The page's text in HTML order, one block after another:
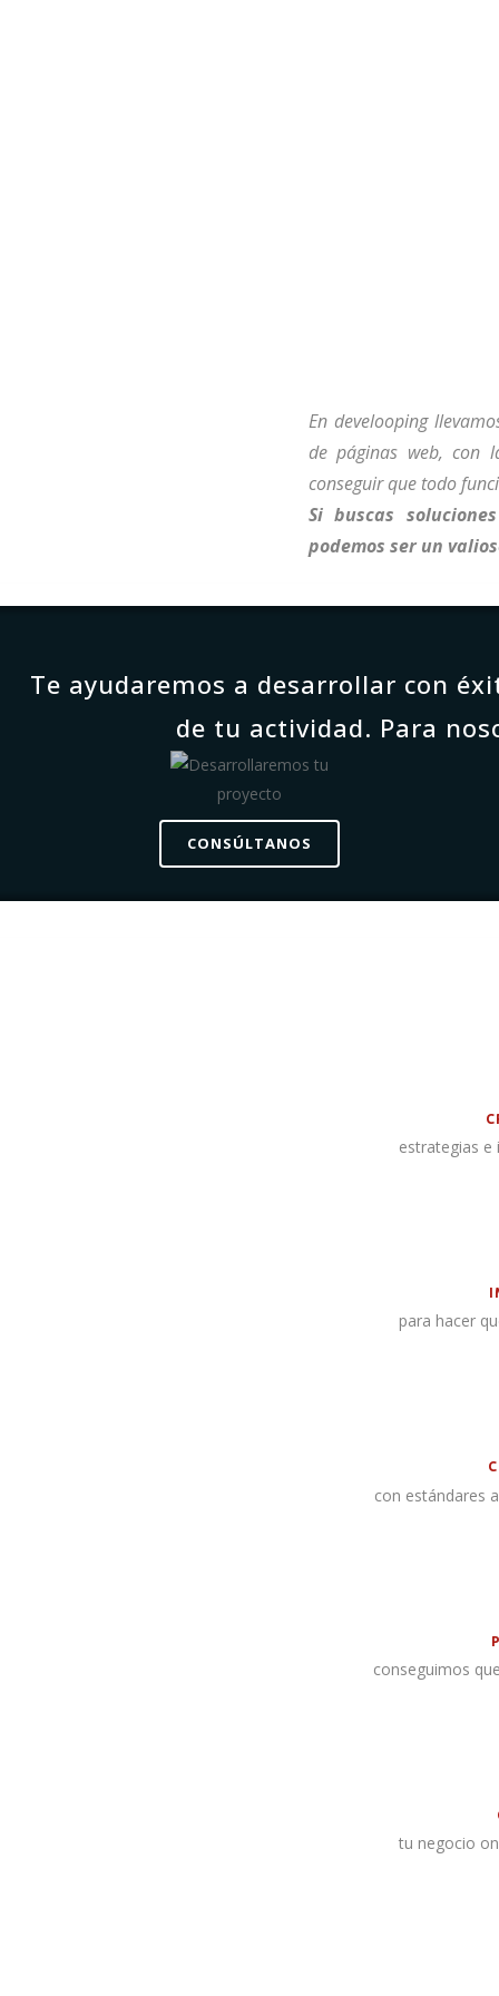
En develooping
de páginas web, con
conseguir que todo
Si buscas
podemos ser un
Te ayudaremos a desarrollar con
de tu actividad. Para
CONSÚLTANOS
estrategias e
para hacer
con estándares
conseguimos
tu negocio